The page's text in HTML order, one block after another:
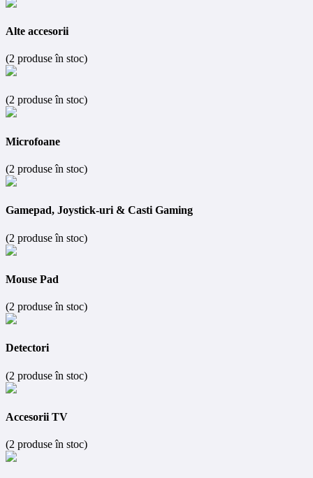
Alte accesorii
(2 produse în stoc)
(2 produse în stoc)
Microfoane
(2 produse în stoc)
Gamepad, Joystick-uri & Casti Gaming
(2 produse în stoc)
Mouse Pad
(2 produse în stoc)
Detectori
(2 produse în stoc)
Accesorii TV
(2 produse în stoc)